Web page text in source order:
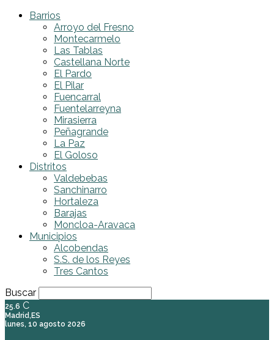
Barrios
Arroyo del Fresno
Montecarmelo
Las Tablas
Castellana Norte
El Pardo
El Pilar
Fuencarral
Fuentelarreyna
Mirasierra
Peñagrande
La Paz
El Goloso
Distritos
Valdebebas
Sanchinarro
Hortaleza
Barajas
Moncloa-Aravaca
Municipios
Alcobendas
S.S. de los Reyes
Tres Cantos
Buscar
25.6 C
Madrid,ES
lunes, 10 agosto 2026